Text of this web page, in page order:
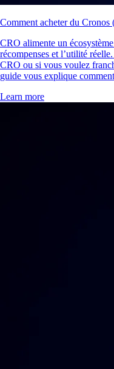
Comment acheter du Cronos
CRO alimente un
récompenses et l’utilité
CRO ou si vous voulez
guide vous explique
Learn more